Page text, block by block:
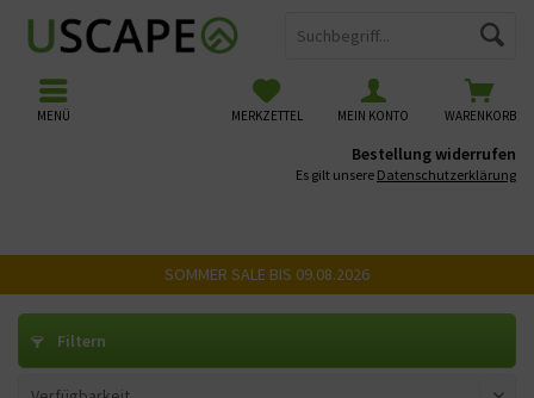
WARENKORB
MERKZETTEL MEIN KONTO
MENÜ
Bestellung widerrufen
Es gilt unsere Datenschutzerklärung
SOMMER SALE BIS 09.08.2026
Filtern